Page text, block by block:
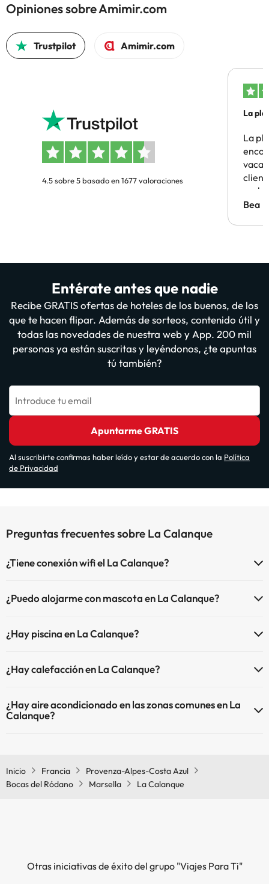
Opiniones sobre Amimir.com
Trustpilot Amimir.com
4.5 sobre 5 basado en 1677 valoraciones
La
La
Bea
Entérate antes que nadie
Recibe GRATIS ofertas de hoteles de los buenos, de los
que te hacen flipar. Además de sorteos, contenido útil y
todas las novedades de nuestra web y App. 200 mil
personas ya están suscritas y leyéndonos, ¿te apuntas
tú también?
Introduce tu email
Apuntarme GRATIS
Al suscribirte confirmas haber leído y estar de acuerdo con la Política
de Privacidad
Preguntas frecuentes sobre La Calanque
¿Tiene conexión wifi el La Calanque?
¿Puedo alojarme con mascota en La Calanque?
¿Hay piscina en La Calanque?
tienes más info sobre la piscina y otras instalaciones.
¿Hay calefacción en La Calanque?
¿Hay aire acondicionado en las zonas comunes en La
Calanque?
Inicio Francia
Provenza-Alpes-Costa Azul
Bocas del Ródano
Marsella La Calanque
Otras iniciativas de éxito del grupo "Viajes Para Ti"